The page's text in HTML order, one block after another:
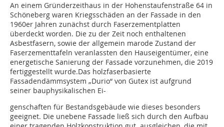
An einem Gründerzeithaus in der Hohenstaufenstraße 64 in
Schöneberg waren Kriegsschäden an der Fassade in den
1960er Jahren zunächst durch Faserzementplatten
überdeckt worden. Die zu der Zeit noch enthaltenen
Asbestfasern, sowie der allgemein marode Zustand der
Faserzementtafeln veranlassten den Hauseigentümer, eine
energetische Sanierung der Fassade vorzunehmen, die 2019
fertiggestellt wurde.Das holzfaserbasierte
Fassadendämmsystem „Durio“ von Gutex ist aufgrund
seiner bauphysikalischen Ei-
genschaften für Bestandsgebäude wie dieses besonders
geeignet. Die unebene Fassade ließ sich durch den Aufbau